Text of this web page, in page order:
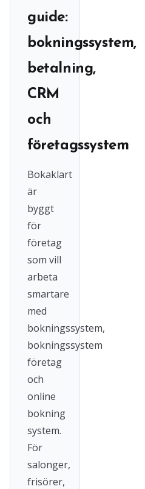
guide:
bokningssystem,
betalning,
CRM
och
företagssystem
Bokaklart
är
byggt
för
företag
som vill
arbeta
smartare
med
bokningssystem,
bokningssystem
företag
och
online
bokning
system.
För
salonger,
frisörer,